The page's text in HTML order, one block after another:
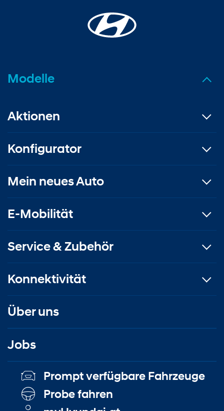
Modelle
Aktionen
Konfigurator
Mein neues Auto
E-Mobilität
Service & Zubehör
Konnektivität
Über uns
Jobs
Prompt verfügbare Fahrzeuge
Probe fahren